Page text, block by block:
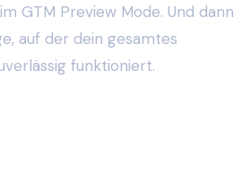
GTM Preview Mode. Und dann
auf der dein gesamtes
funktioniert.